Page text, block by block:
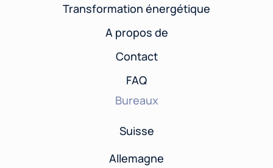
Transformation énergétique
A propos de
Contact
FAQ
Bureaux
Suisse
Allemagne